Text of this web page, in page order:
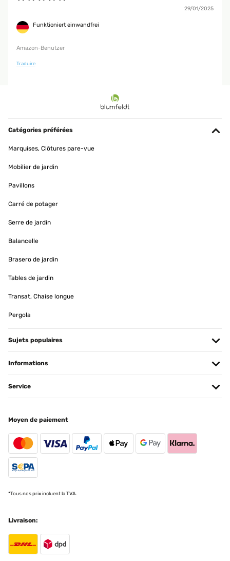
29/01/2025
Funktioniert einwandfrei
Amazon-Benutzer
Traduire
Catégories préférées
Marquises, Clôtures pare-vue
Mobilier de jardin
Pavillons
Carré de potager
Serre de jardin
Balancelle
Brasero de jardin
Tables de jardin
Transat, Chaise longue
Pergola
Sujets populaires
Informations
Service
Moyen de paiement
*Tous nos prix incluent la TVA.
Livraison: